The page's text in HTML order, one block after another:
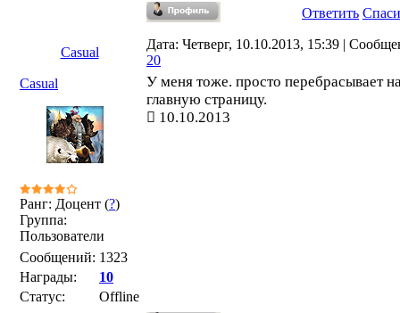
Ответить
Casual
Дата: Четверг, 10.10.2013, 15:39 |
20
Casual
Ранг: Доцент (?)
Группа:
Пользователи
Сообщений: 1323
Награды:
10
Статус:
Offline
У меня тоже. просто перебрасывает
главную страницу.
10.10.2013